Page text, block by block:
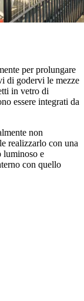
per prolungare
di godervi le mezze
in vetro di
essere integrati da
non
realizzarlo con una
luminoso e
con quello